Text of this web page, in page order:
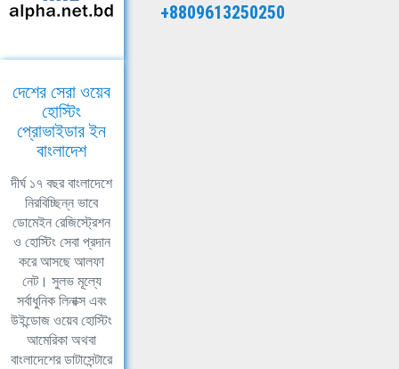
+8809613250250
দেশের সেরা ওয়েব
হোস্টিং
প্রোভাইডার ইন
বাংলাদেশ
দীর্ঘ ১৭ বছর বাংলাদেশে
নিরবিচ্ছিন্ন ভাবে
ডোমেইন রেজিস্ট্রেশন
ও হোস্টিং সেবা প্রদান
করে আসছে আলফা
নেট। সুলভ মূল্যে
সর্বাধুনিক লিনাক্স এবং
উইন্ডোজ ওয়েব হোস্টিং
আমেরিকা অথবা
বাংলাদেশের ডাটাসেন্টারে